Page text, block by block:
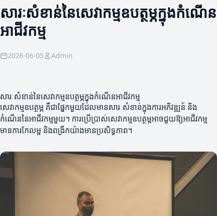
សារៈសំខាន់នៃសេវាកម្មឧបត្ថម្ភក្នុងកំណើន
អាជីវកម្ម
2026-06-05 Admin
សារៈសំខាន់នៃសេវាកម្មឧបត្ថម្ភក្នុងកំណើនអាជីវកម្ម
សេវាកម្មឧបត្ថម្ភ គឺជាផ្នែកមួយដែលមានសារៈសំខាន់ក្នុងការអភិវឌ្ឍន៍ និង
កំណើននៃអាជីវកម្មមួយ។ ការប្រើប្រាស់សេវាកម្មឧបត្ថម្ភអាចជួយឱ្យអាជីវកម្ម
មានការកែលម្អ និងពង្រីកយ៉ាងមានប្រសិទ្ធភាព។